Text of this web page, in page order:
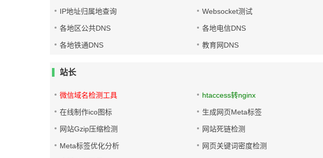
IP地址归属地查询 Websocket测试
各地区公共DNS 各地电信DNS
各地铁通DNS 教育网DNS
站长
微信域名检测工具 htaccess转nginx
在线制作ico图标 生成网页Meta标签
网站Gzip压缩检测 网站死链检测
Meta标签优化分析 网页关键词密度检测